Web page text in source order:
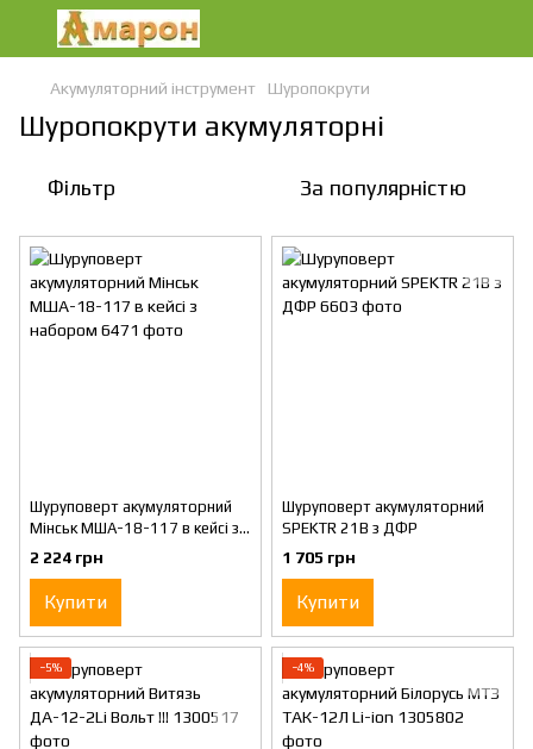
Акумуляторний інструмент Шуропокрути
Шуропокрути акумуляторні
Фільтр За популярністю
Шуруповерт акумуляторний
Мінськ МША-18-117 в кейсі з
набором
2 224 грн
Купити
Шуруповерт акумуляторний
SPEKTR 21В з ДФР
1 705 грн
Купити
−5% −4%